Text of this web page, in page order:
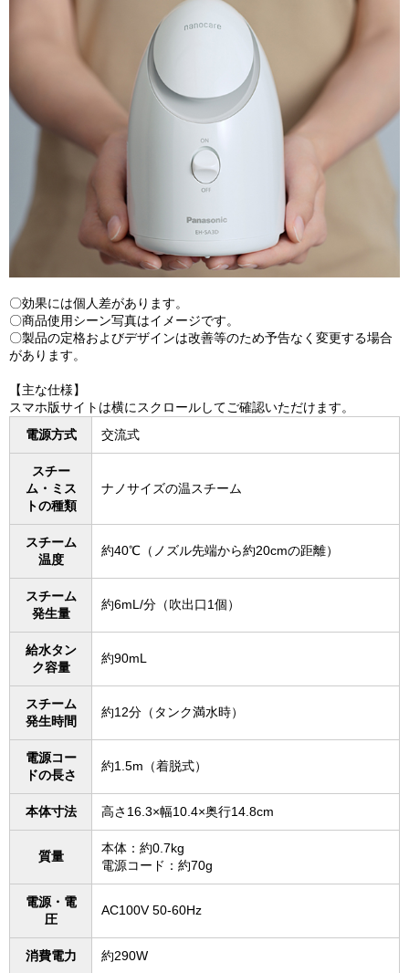
〇効果には個人差があります。
〇商品使用シーン写真はイメージです。
〇製品の定格およびデザインは改善等のため予告なく変更する場合
があります。
【主な仕様】
スマホ版サイトは横にスクロールしてご確認いただけます。
電源方式
交流式
スチー
ム・ミス
トの種類
ナノサイズの温スチーム
スチーム
温度
約40℃（ノズル先端から約20cmの距離）
スチーム
発生量
約6mL/分（吹出口1個）
給水タン
ク容量
約90mL
スチーム
発生時間
約12分（タンク満水時）
電源コー
ドの長さ
約1.5m（着脱式）
本体寸法 高さ16.3×幅10.4×奥行14.8cm
質量
本体：約0.7kg
電源コード：約70g
電源・電
圧
AC100V 50-60Hz
消費電力 約290W